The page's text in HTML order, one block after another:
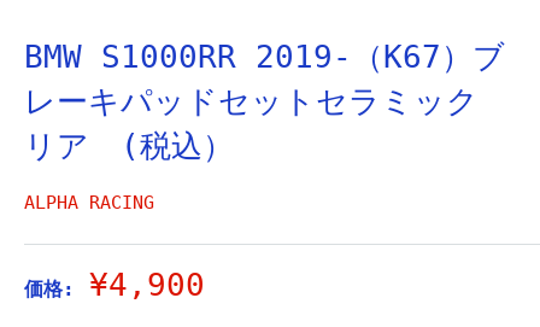
BMW S1000RR 2019-（K67）ブ
レーキパッドセットセラミック
リア (税込）
ALPHA RACING
価格:
販
¥4,900